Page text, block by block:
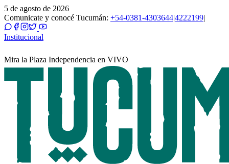
5 de agosto de 2026
Comunicate y conocé Tucumán: +54-0381-4303644|4222199|
Institucional
Mira la Plaza Independencia en VIVO